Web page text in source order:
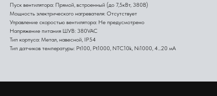
Пуск вентилятора: Прямой, встроенный (до 7,5кВт, 380В)
Мощность электрического нагревателя: Отсутствует
Управление скоростью вентилятора: Не предусмотрено
Напряжение питания ШУВ: 380VAC
Тип корпуса: Метал, навесной, IP54
Тип датчиков температуры: Pt100, Pt1000, NTC10k, Ni1000, 4...20 мА